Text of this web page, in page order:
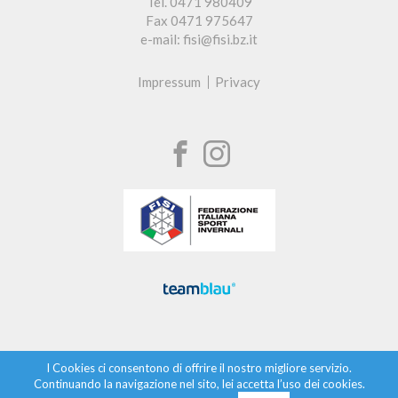
Fax 0471 975647
e-mail: fisi@fisi.bz.it
Impressum Privacy
I Cookies ci consentono di offrire il nostro migliore servizio.
Continuando la navigazione nel sito, lei accetta l’uso dei cookies.